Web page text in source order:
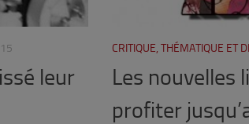
leur
CRITIQUE, THÉMATIQUE ET
Les nouvelles
profiter